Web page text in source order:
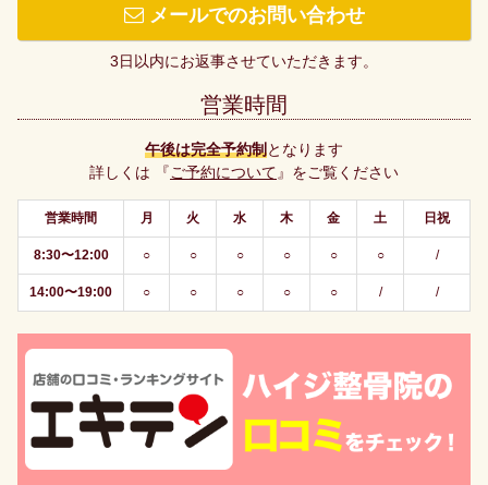
メールでのお問い合わせ
3日以内にお返事させていただきます。
営業時間
午後は完全予約制となります
詳しくは 『ご予約について 』をご覧ください
営業時間 月 火 水 木 金 土 日祝
8:30〜12:00 ○ ○ ○ ○ ○ ○ /
14:00〜19:00 ○ ○ ○ ○ ○ / /